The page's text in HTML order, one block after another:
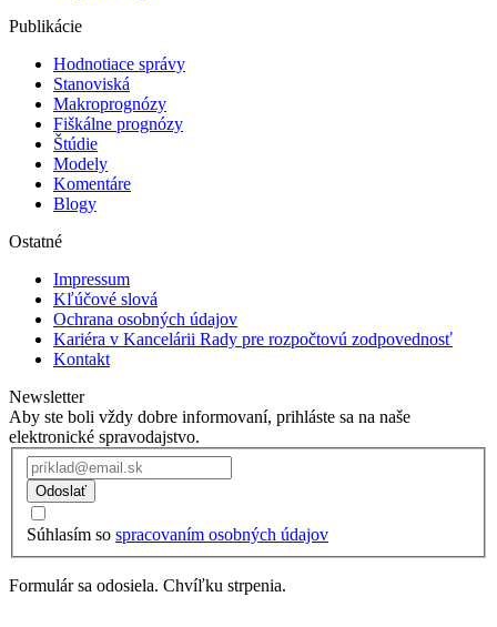
Publikácie
Hodnotiace správy
Stanoviská
Makroprognózy
Fiškálne prognózy
Štúdie
Modely
Komentáre
Blogy
Ostatné
Impressum
Kľúčové slová
Ochrana osobných údajov
Kariéra v Kancelárii Rady pre rozpočtovú zodpovednosť
Kontakt
Newsletter
Aby ste boli vždy dobre informovaní, prihláste sa na naše
elektronické spravodajstvo.
Odoslať
Súhlasím so spracovaním osobných údajov
Formulár sa odosiela. Chvíľku strpenia.